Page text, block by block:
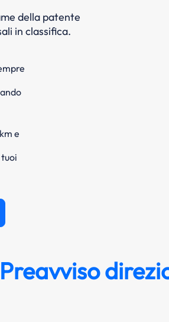
della patente
in classifica.
e
Preavviso